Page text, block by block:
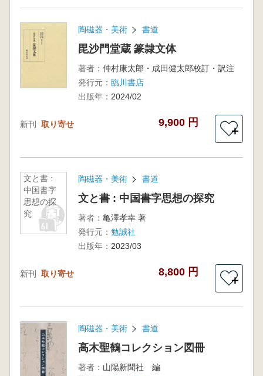
陶磁器・美術 書道
毘沙門堂蔵 篆隷文体
著者： 仲村康太郎・成田健太郎校訂・訳注
発行元： 臨川書店
出版年： 2024/02
新刊 取り寄せ 9,900 円
＋
文と書 :
中国書字
思想の探
究
陶磁器・美術 書道
文と書 : 中国書字思想の探究
著者： 亀澤孝幸 著
発行元： 勉誠社
出版年： 2023/03
新刊 取り寄せ 8,800 円
＋
陶磁器・美術 書道
高木聖鶴コレクション図冊
著者： 山陽新聞社 編